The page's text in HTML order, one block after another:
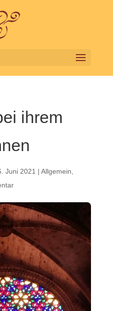
ihrem
Juni 2021 | Allgemein